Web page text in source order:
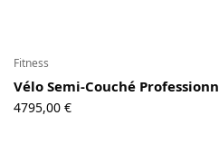
Fitness
Vélo Semi-Couché
4795,00 €